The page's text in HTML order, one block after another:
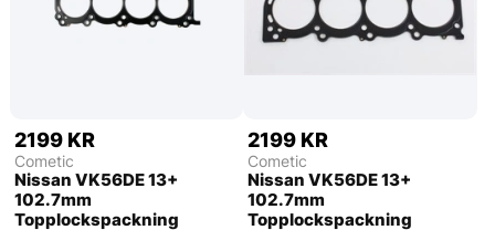
2199 KR
Cometic
Nissan VK56DE 13+
102.7mm
Topplockspackning
2199 KR
Cometic
Nissan VK56DE 13+
102.7mm
Topplockspackning